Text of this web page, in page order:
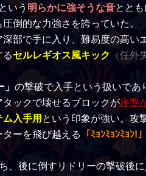
いう 明らかに強そうな音とと
倒的な力強さを誇っていた。
で手に入り、難易度の高い
るセルレギオス風キック （任外
の撃破で入手という扱いであ
ックで壊せるブロックが序盤
ム入手用 という印象が強い。攻
ーを飛び越える
「ﾐｮﾝﾐｮﾝﾐｮﾝ!」
、後に倒すリドリーの撃破後